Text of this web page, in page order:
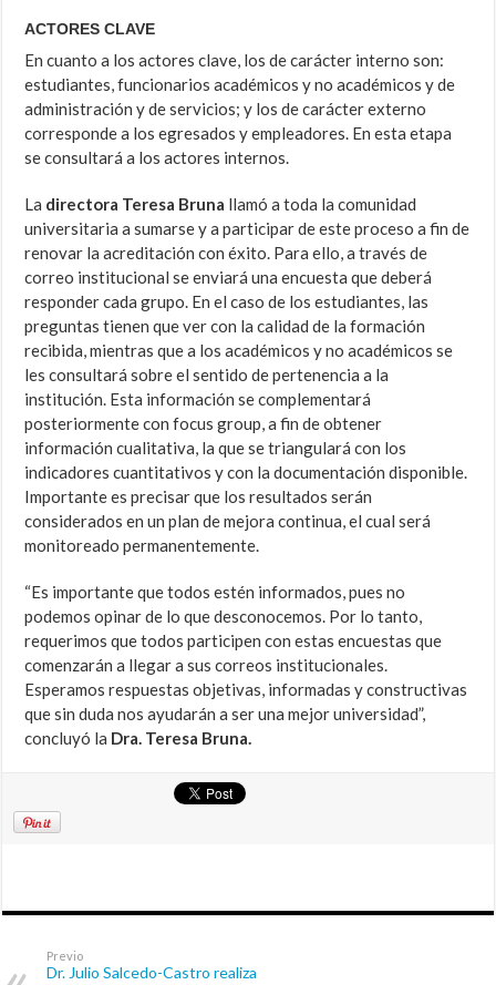
ACTORES CLAVE
En cuanto a los actores clave, los de carácter interno son:
estudiantes, funcionarios académicos y no académicos y de
administración y de servicios; y los de carácter externo
corresponde a los egresados y empleadores. En esta etapa
se consultará a los actores internos.
La directora Teresa Bruna llamó a toda la comunidad
universitaria a sumarse y a participar de este proceso a fin de
renovar la acreditación con éxito. Para ello, a través de
correo institucional se enviará una encuesta que deberá
responder cada grupo. En el caso de los estudiantes, las
preguntas tienen que ver con la calidad de la formación
recibida, mientras que a los académicos y no académicos se
les consultará sobre el sentido de pertenencia a la
institución. Esta información se complementará
posteriormente con focus group, a fin de obtener
información cualitativa, la que se triangulará con los
indicadores cuantitativos y con la documentación disponible.
Importante es precisar que los resultados serán
considerados en un plan de mejora continua, el cual será
monitoreado permanentemente.
“Es importante que todos estén informados, pues no
podemos opinar de lo que desconocemos. Por lo tanto,
requerimos que todos participen con estas encuestas que
comenzarán a llegar a sus correos institucionales.
Esperamos respuestas objetivas, informadas y constructivas
que sin duda nos ayudarán a ser una mejor universidad”,
concluyó la Dra. Teresa Bruna.
Previo
Dr. Julio Salcedo-Castro realiza